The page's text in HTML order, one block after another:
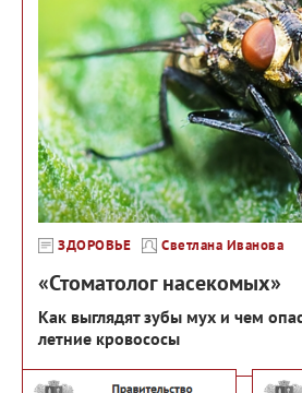
ЗДОРОВЬЕ Светлана Иванова
«Стоматолог насекомых»
Как выглядят зубы мух и чем
летние кровососы